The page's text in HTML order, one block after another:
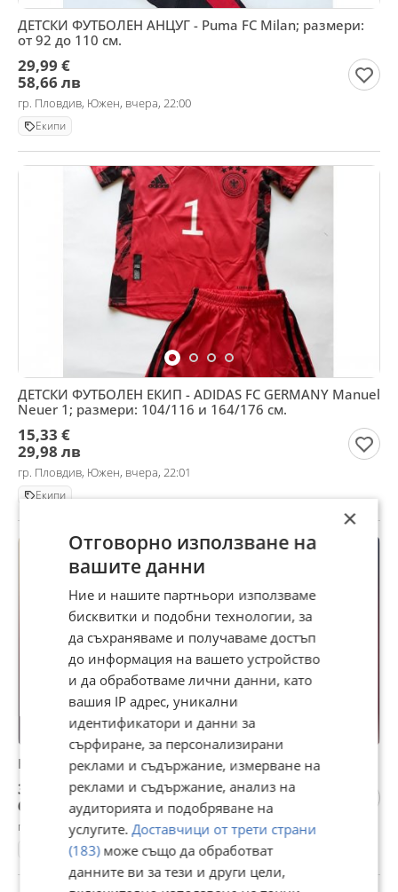
ДЕТСКИ ФУТБОЛЕН АНЦУГ - Puma FC Milan; размери:
от 92 до 110 см.
29,99 €
58,66 лв
гр. Пловдив, Южен, вчера, 22:00
Екипи
ДЕТСКИ ФУТБОЛЕН ЕКИП - ADIDAS FC GERMANY Manuel
Neuer 1; размери: 104/116 и 164/176 см.
15,33 €
29,98 лв
гр. Пловдив, Южен, вчера, 22:01
Екипи
Барселона 2026/27 - Четвърти екип - Размери M–XL
34,95 €
68,36 лв
гр. Ловеч, вчера, 18:32
×
Отговорно използване на
вашите данни
Ние и нашите партньори използваме
бисквитки и подобни технологии, за
да съхраняваме и получаваме достъп
до информация на вашето устройство
и да обработваме лични данни, като
вашия IP адрес, уникални
идентификатори и данни за
сърфиране, за персонализирани
реклами и съдържание, измерване на
реклами и съдържание, анализ на
аудиторията и подобряване на
услугите.Доставчици от трети страни
(183)може също да обработват
данните ви за тези и други цели,